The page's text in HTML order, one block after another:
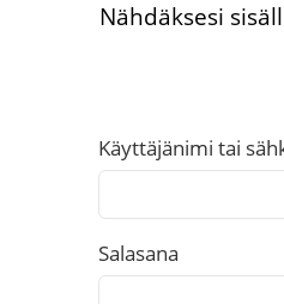
Nähdäksesi
Käyttäjänimi tai
Salasana